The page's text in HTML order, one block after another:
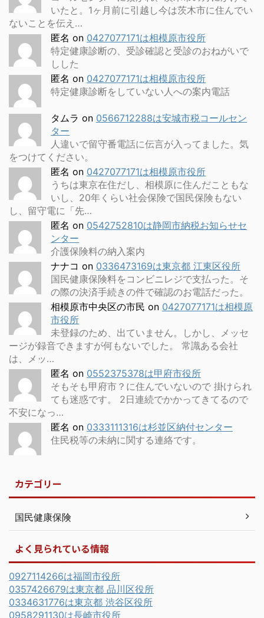
いたと。1ヶ月前に引越し今は茨木市に住んでい
ないことを伝え…
匿名 on 0427077171は相模原市役所
特定健康診断の、受診確認と受診のおねがいで
しした
匿名 on 0427077171は相模原市役所
特定健康診断をしていない人への案内電話
タムラ on 0566712288は安城市税コールセン
ター
人違いで留守番電話に伝言が入ってました。気
をつけてください。
匿名 on 0427077171は相模原市役所
うちは東京在住だし、相模原に住んだこともな
いし、20年くらい社会保険で国民保険もない
し、留守電に「先…
匿名 on 0542752810は静岡市納税お知らせセ
ンター
介護保険料の納入案内
ナナコ on 0336473169は東京都 江東区役所
国民健康保険料をコンビニレジで支払った。そ
の際の決済手続きの件で確認のお電話だった。
相模原市中央区の市民 on 0427077171は相模原
市役所
未登録のため、出ていません。しかし、メッセ
ージが録音できますが何もないでした。 常識ある会社
は、メッ…
匿名 on 0552375378は甲府市役所
そもそも甲府市？に住んでいないので 掛けられ
ても迷惑です。 2日連続でかかってきてるので
不安になっ…
匿名 on 0333111316は杉並区納付センター
住民税等の未納に関する連絡です。
カテゴリー
国民健康保険
よく見られている情報
0927114266は福岡市役所
0357426679は東京都 品川区役所
0334631776は東京都 渋谷区役所
0958291130は長崎市役所